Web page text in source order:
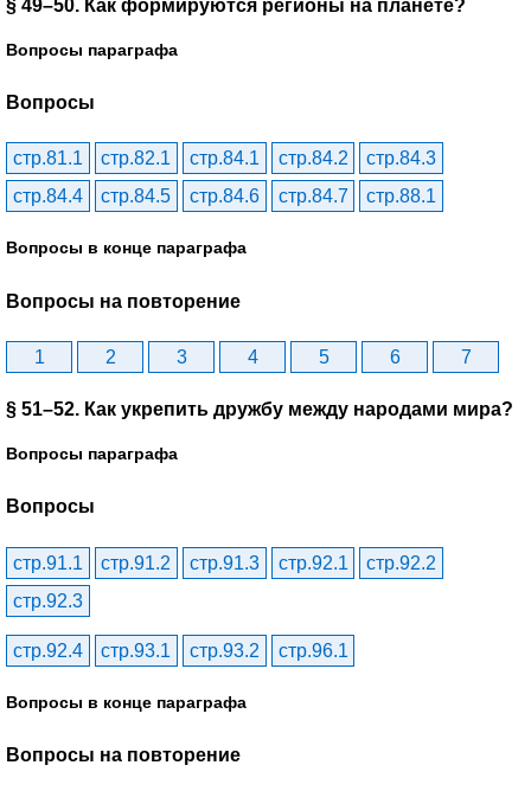
§ 49–50. Как формируются регионы на планете?
Вопросы параграфа
Вопросы
стр.81.1 стр.82.1 стр.84.1 стр.84.2
стр.84.3
стр.84.4
стр.84.5 стр.84.6 стр.84.7 стр.88.1
Вопросы в конце параграфа
Вопросы на повторение
1 2 3 4 5 6 7
§ 51–52. Как укрепить дружбу между народами мира?
Вопросы параграфа
Вопросы
стр.91.1 стр.91.2 стр.91.3 стр.92.1
стр.92.2
стр.92.3
стр.92.4 стр.93.1 стр.93.2 стр.96.1
Вопросы в конце параграфа
Вопросы на повторение